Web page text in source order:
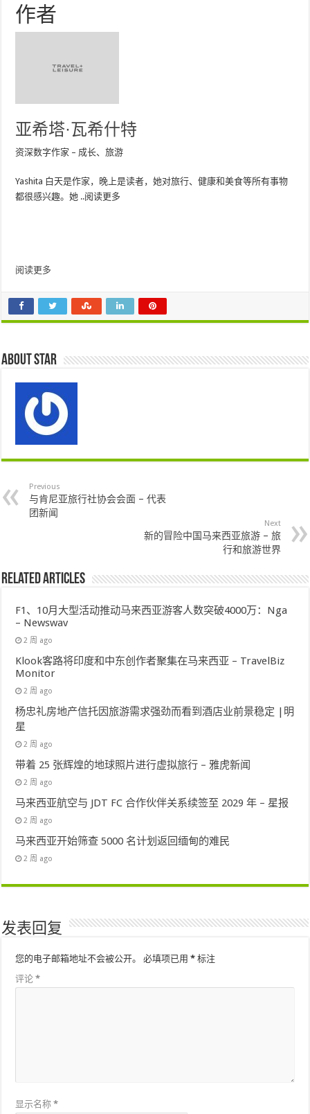
作者
亚希塔·瓦希什特
资深数字作家 – 成长、旅游
Yashita 白天是作家，晚上是读者，她对旅行、健康和美食等所有事物
都很感兴趣。她 ..阅读更多
阅读更多
About star
Previous
与肯尼亚旅行社协会会面 – 代表
团新闻
Next
新的冒险中国马来西亚旅游 – 旅
行和旅游世界
Related Articles
F1、10月大型活动推动马来西亚游客人数突破4000万：Nga
– Newswav
2 周 ago
Klook客路将印度和中东创作者聚集在马来西亚 – TravelBiz
Monitor
2 周 ago
杨忠礼房地产信托因旅游需求强劲而看到酒店业前景稳定 |明
星
2 周 ago
带着 25 张辉煌的地球照片进行虚拟旅行 – 雅虎新闻
2 周 ago
马来西亚航空与 JDT FC 合作伙伴关系续签至 2029 年 – 星报
2 周 ago
马来西亚开始筛查 5000 名计划返回缅甸的难民
2 周 ago
发表回复
您的电子邮箱地址不会被公开。 必填项已用* 标注
评论*
显示名称*